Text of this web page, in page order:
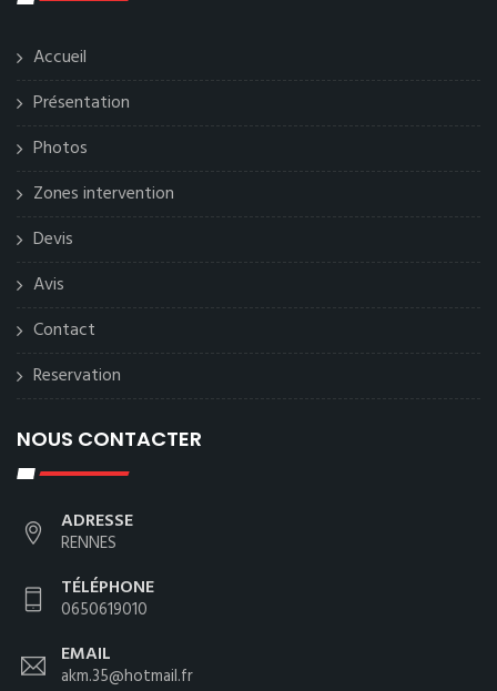
Accueil
Présentation
Photos
Zones intervention
Devis
Avis
Contact
Reservation
NOUS CONTACTER
ADRESSE
RENNES
TÉLÉPHONE
0650619010
EMAIL
akm.35@hotmail.fr